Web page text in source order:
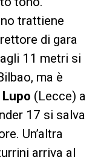
trattiene
di gara
11 metri si
ma è
Lupo (Lecce) a
17 si salva
Un’altra
arriva al